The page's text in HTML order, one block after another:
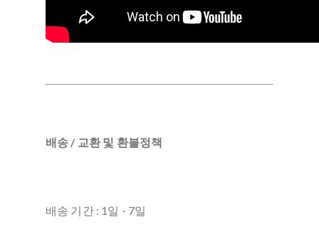
배송 / 교환 및 환불정책
배송 기간 : 1일 - 7일